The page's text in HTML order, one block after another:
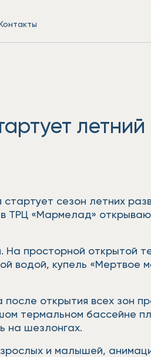
летний
сезон летних
ТРЦ «Мармелад»
На просторной открытой
водой, купель «Мертвое
открытия всех зон
термальном бассейне
на шезлонгах.
и малышей,